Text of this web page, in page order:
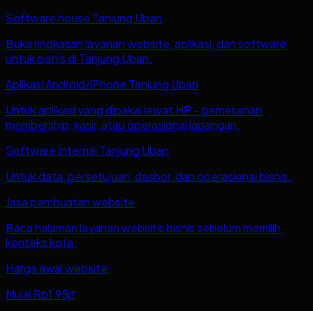
Software house Tanjung Uban
Buka ringkasan layanan website, aplikasi, dan software
untuk bisnis di Tanjung Uban.
Aplikasi Android/iPhone Tanjung Uban
Untuk aplikasi yang dipakai lewat HP - pemesanan,
membership, kasir, atau operasional lapangan.
Software Internal Tanjung Uban
Untuk data, persetujuan, dasbor, dan operasional bisnis.
Jasa pembuatan website
Baca halaman layanan website bisnis sebelum memilih
konteks kota.
Harga awal website
Mulai Rp1,95jt